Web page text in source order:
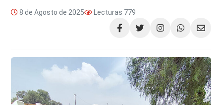
8 de Agosto de 2025 Lecturas 779
Compartir